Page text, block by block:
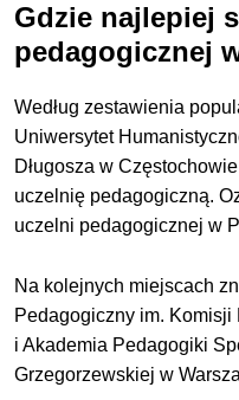
Gdzie najlepiej
pedagogicznej
Według zestawienia
Uniwersytet
Długosza w
uczelnię pedagogiczną.
uczelni pedagogicznej w
Na kolejnych miejscach
Pedagogiczny im.
i Akademia Pedagogiki
Grzegorzewskiej w